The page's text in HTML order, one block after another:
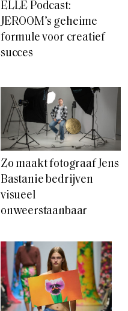
ELLE Podcast:
JEROOM’s geheime
formule voor creatief
succes
Zo maakt fotograaf Jens
Bastanie bedrijven
visueel
onweerstaanbaar